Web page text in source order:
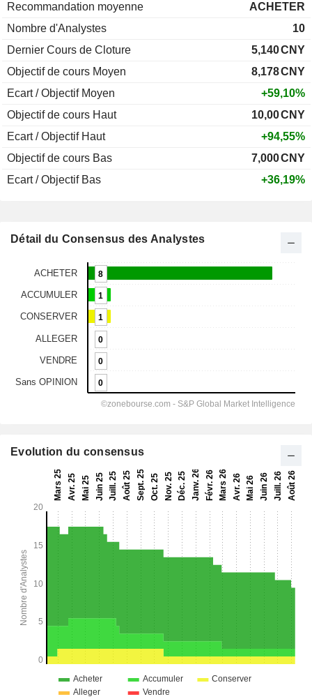
Recommandation moyenne
ACHETER
Nombre d'Analystes
10
Dernier Cours de Cloture
5,140CNY
Objectif de cours Moyen
8,178CNY
Ecart / Objectif Moyen
+59,10%
Objectif de cours Haut
10,00CNY
Ecart / Objectif Haut
+94,55%
Objectif de cours Bas
7,000CNY
Ecart / Objectif Bas
+36,19%
Détail du Consensus des Analystes
Evolution du consensus